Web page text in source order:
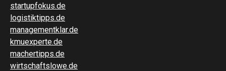
startupfokus.de
logistiktipps.de
managementklar.de
kmuexperte.de
machertipps.de
wirtschaftslowe.de